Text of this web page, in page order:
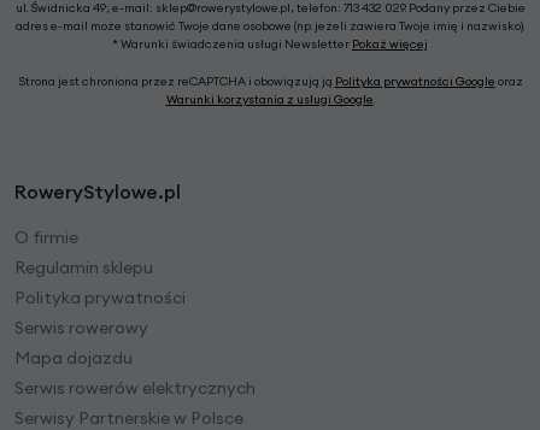
ul. Świdnicka 49; e-mail: sklep@rowerystylowe.pl, telefon: 713 432 029. Podany przez Ciebie
adres e-mail może stanowić Twoje dane osobowe (np. jeżeli zawiera Twoje imię i nazwisko).
* Warunki świadczenia usługi Newsletter Pokaż więcej
Strona jest chroniona przez reCAPTCHA i obowiązują ją Polityka prywatności Google oraz
Warunki korzystania z usługi Google
RoweryStylowe.pl
O firmie
Regulamin sklepu
Polityka prywatności
Serwis rowerowy
Mapa dojazdu
Serwis rowerów elektrycznych
Serwisy Partnerskie w Polsce